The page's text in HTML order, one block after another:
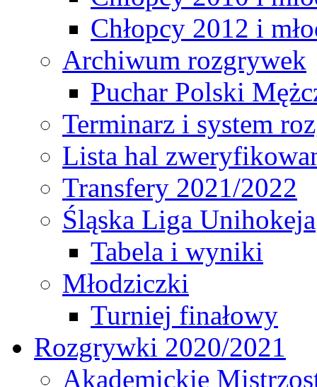
Chłopcy 2012 i
Archiwum rozgrywek
Puchar Polski
Terminarz i system
Lista hal
Transfery 2021/2022
Śląska Liga Unihokeja
Tabela i wyniki
Młodziczki
Turniej finałowy
Rozgrywki 2020/2021
Akademickie